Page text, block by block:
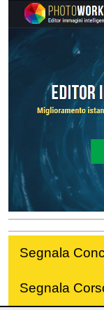
Segnala
Segnala